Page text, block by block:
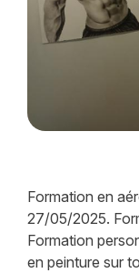
Formation en
27/05/2025.
Formation
en peinture sur